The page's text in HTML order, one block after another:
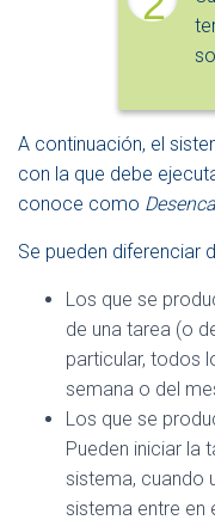
A continuación, el
con la que debe
conoce como
Se pueden diferenciar
Los que se
de una tarea (o
particular, todos
semana o del
Los que se
Pueden iniciar la
sistema, cuando
sistema entre en